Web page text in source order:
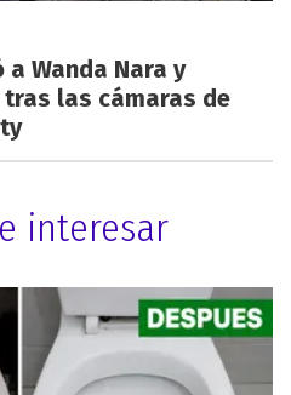
Wanda Nara y
las cámaras de
interesar